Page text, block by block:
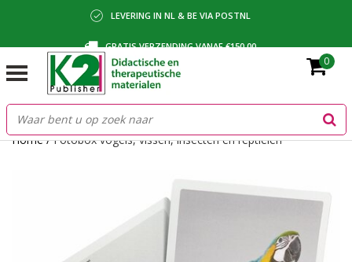
LEVERING IN NL & BE VIA POSTNL
GRATIS VERZENDING VANAF €150,00
BETALING VIA IDEAL, BANCONTACT OF FACTUUR
0
Home/Fotobox vogels, vissen, insecten en reptielen